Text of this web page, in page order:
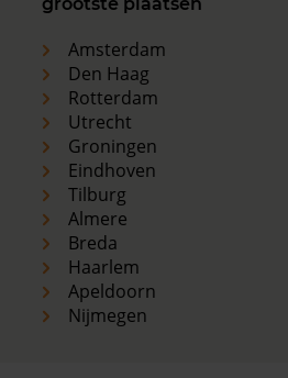
grootste plaatsen
Amsterdam
Den Haag
Rotterdam
Utrecht
Groningen
Eindhoven
Tilburg
Almere
Breda
Haarlem
Apeldoorn
Nijmegen